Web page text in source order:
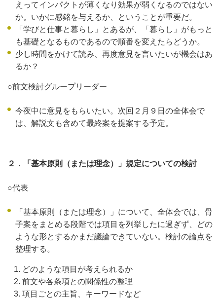
えってインパクトが薄くなり効果が弱くなるのではない
か。いかに感銘を与えるか、ということが重要だ。
「学びと仕事と暮らし」とあるが、「暮らし」がもっと
も基礎となるものであるので順番を変えたらどうか。
少し時間をかけて読み、再度意見を言いたいが機会はあ
るか？
○前文検討グループリーダー
今夜中に意見をもらいたい。次回２月９日の全体会で
は、解説文も含めて最終案を提案する予定。
２．「基本原則（または理念）」規定についての検討
○代表
「基本原則（または理念）」について、全体会では、骨
子案をまとめる段階では項目を列挙したに過ぎず、どの
ような形とするかまだ議論できていない。検討の論点を
整理する。
どのような項目が考えられるか
前文や各条項との関係性の整理
項目ごとの主旨、キーワードなど